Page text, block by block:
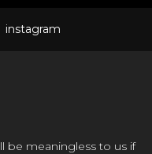
instagram
be meaningless to us if